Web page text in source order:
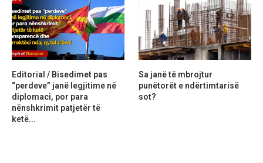
Editorial / Bisedimet pas
“perdeve” janë legjitime në
diplomaci, por para
nënshkrimit patjetër të
ketë...
Sa janë të mbrojtur
punëtorët e ndërtimtarisë
sot?